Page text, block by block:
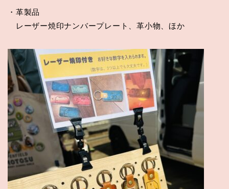
・革製品
レーザー焼印ナンバープレート、革小物、ほか